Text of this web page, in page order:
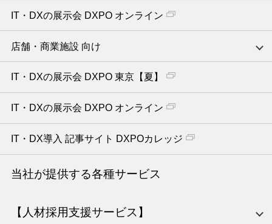
IT・DXの展示会 DXPO オンライン
店舗・商業施設 向け
IT・DXの展示会 DXPO 東京【夏】
IT・DXの展示会 DXPO オンライン
IT・DX導入 記事サイト DXPOカレッジ
当社が提供する各種サービス
【人材採用支援サービス】